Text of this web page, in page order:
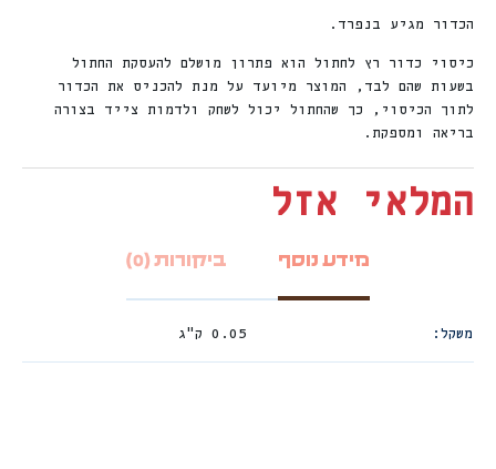
הכדור מגיע בנפרד.
כיסוי כדור רץ לחתול הוא פתרון מושלם להעסקת החתול
בשעות שהם לבד, המוצר מיועד על מנת להכניס את הכדור
לתוך הכיסוי, כך שהחתול יכול לשחק ולדמות צייד בצורה
בריאה ומספקת.
המלאי אזל
מידע נוסף ביקורות (0)
משקל 0.05 ק"ג